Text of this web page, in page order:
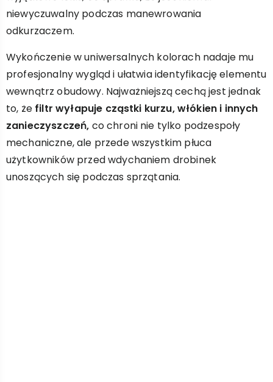
niewyczuwalny podczas manewrowania
odkurzaczem.
Wykończenie w uniwersalnych kolorach nadaje mu
profesjonalny wygląd i ułatwia identyfikację elementu
wewnątrz obudowy. Najważniejszą cechą jest jednak
to, że filtr wyłapuje cząstki kurzu, włókien i innych
zanieczyszczeń, co chroni nie tylko podzespoły
mechaniczne, ale przede wszystkim płuca
użytkowników przed wdychaniem drobinek
unoszących się podczas sprzątania.